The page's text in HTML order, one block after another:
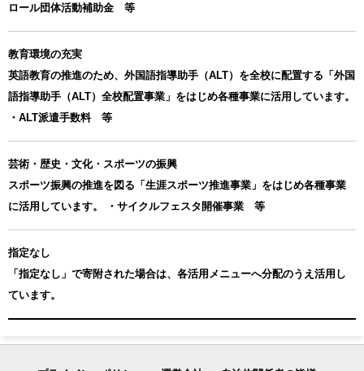
ロール団体活動補助金 等
教育環境の充実
英語教育の推進のため、外国語指導助手（ALT）を全校に配置する「外国
語指導助手（ALT）全校配置事業」をはじめ各種事業に活用しています。
・ALT派遣手数料 等
芸術・歴史・文化・スポーツの振興
スポーツ振興の推進を図る「生涯スポーツ推進事業」をはじめ各種事業
に活用しています。 ・サイクルフェスタ開催事業 等
指定なし
「指定なし」で寄附された場合は、各活用メニューへ分配のうえ活用し
ています。